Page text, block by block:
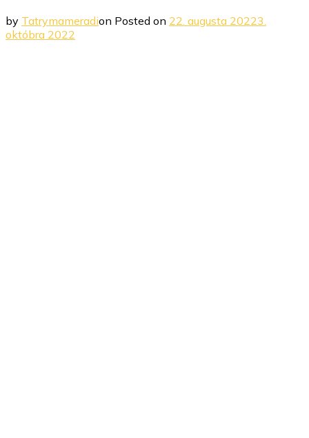
by Tatrymameradion Posted on 22. augusta 20223.
októbra 2022